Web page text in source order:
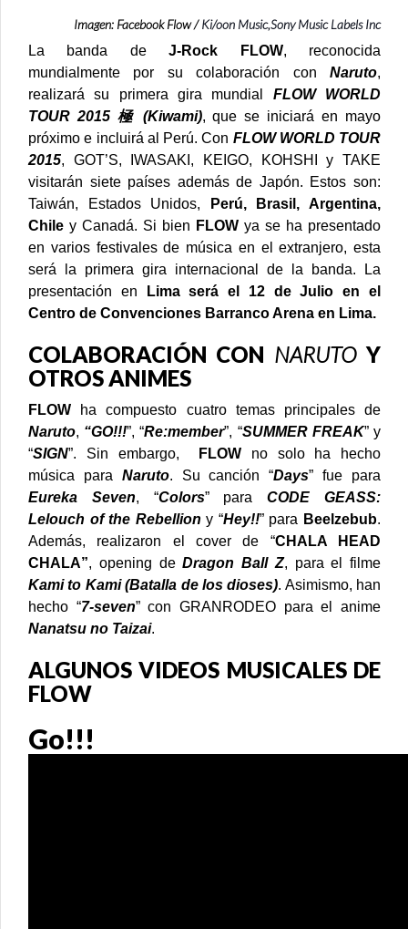
Imagen: Facebook Flow/Ki/oon Music,Sony Music Labels Inc
La banda deJ-Rock FLOW, reconocida
mundialmente por su colaboración con Naruto,
realizará su primera gira mundial FLOW WORLD
TOUR 2015 極 (Kiwami), que se iniciará en mayo
próximo e incluirá al Perú. Con FLOW WORLD TOUR
2015, GOT’S, IWASAKI, KEIGO, KOHSHI y TAKE
visitarán siete países además de Japón. Estos son:
Taiwán, Estados Unidos,
Perú, Brasil, Argentina,
Chile y Canadá. Si bien FLOW ya se ha presentado
en varios festivales de música en el extranjero, esta
será la primera gira internacional de la banda.
La
presentación en
Lima será el 12 de Julio en el
Centro de Convenciones Barranco Arena en Lima.
COLABORACIÓN CON NARUTOY
OTROS ANIMES
FLOW ha compuesto cuatro temas principales de
Naruto, “GO!!!”, “Re:member”, “SUMMER FREAK” y
“SIGN”. Sin embargo, FLOW no solo ha hecho
música para Naruto. Su canción “Days” fue para
Eureka Seven, “Colors” paraCODE GEASS:
Lelouch of the Rebellion y “Hey!!” para Beelzebub.
Además, realizaron el cover de “CHALA HEAD
CHALA”, opening deDragon Ball Z, para el filme
Kami to Kami (Batalla de los dioses). Asimismo, han
hecho “7-seven” con GRANRODEO para el anime
Nanatsu no Taizai.
ALGUNOS VIDEOS MUSICALES DE
FLOW
Go!!!